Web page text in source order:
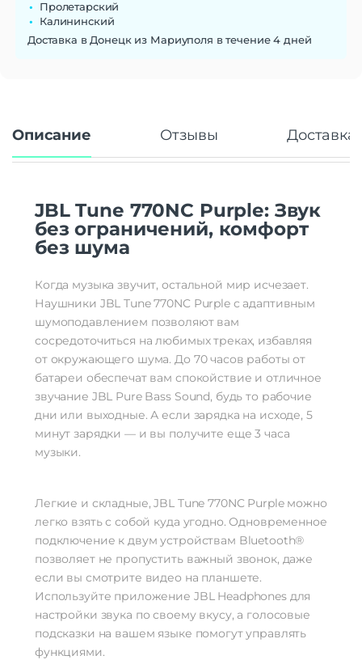
Пролетарский
Калининский
Доставка в Донецк из Мариуполя в течение 4 дней
Описание Отзывы Доставка
JBL Tune 770NC Purple: Звук
без ограничений, комфорт
без шума
Когда музыка звучит, остальной мир исчезает.
Наушники JBL Tune 770NC Purple с адаптивным
шумоподавлением позволяют вам
сосредоточиться на любимых треках, избавляя
от окружающего шума. До 70 часов работы от
батареи обеспечат вам спокойствие и отличное
звучание JBL Pure Bass Sound, будь то рабочие
дни или выходные. А если зарядка на исходе, 5
минут зарядки — и вы получите еще 3 часа
музыки.
Легкие и складные, JBL Tune 770NC Purple можно
легко взять с собой куда угодно. Одновременное
подключение к двум устройствам Bluetooth®
позволяет не пропустить важный звонок, даже
если вы смотрите видео на планшете.
Используйте приложение JBL Headphones для
настройки звука по своему вкусу, а голосовые
подсказки на вашем языке помогут управлять
функциями.